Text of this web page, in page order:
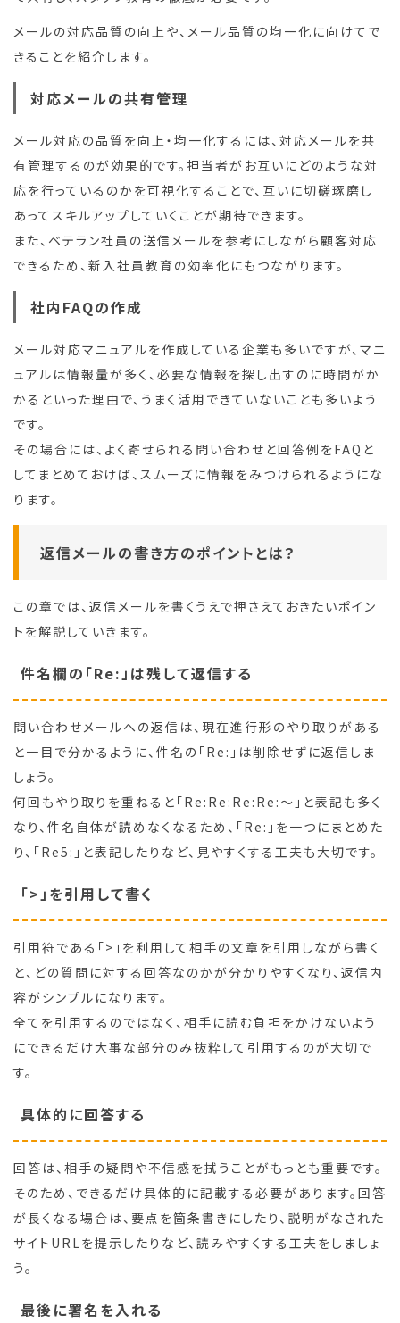
メールの対応品質の向上や、メール品質の均一化に向けてで
きることを紹介します。
対応メールの共有管理
メール対応の品質を向上・均一化するには、対応メールを共
有管理するのが効果的です。担当者がお互いにどのような対
応を行っているのかを可視化することで、互いに切磋琢磨し
あってスキルアップしていくことが期待できます。
また、ベテラン社員の送信メールを参考にしながら顧客対応
できるため、新入社員教育の効率化にもつながります。
社内FAQの作成
メール対応マニュアルを作成している企業も多いですが、マニ
ュアルは情報量が多く、必要な情報を探し出すのに時間がか
かるといった理由で、うまく活用できていないことも多いよう
です。
その場合には、よく寄せられる問い合わせと回答例をFAQと
してまとめておけば、スムーズに情報をみつけられるようにな
ります。
返信メールの書き方のポイントとは？
この章では、返信メールを書くうえで押さえておきたいポイン
トを解説していきます。
件名欄の「Re:」は残して返信する
問い合わせメールへの返信は、現在進行形のやり取りがある
と一目で分かるように、件名の「Re:」は削除せずに返信しま
しょう。
何回もやり取りを重ねると「Re:Re:Re:Re:～」と表記も多く
なり、件名自体が読めなくなるため、「Re:」を一つにまとめた
り、「Re5:」と表記したりなど、見やすくする工夫も大切です。
「>」を引用して書く
引用符である「>」を利用して相手の文章を引用しながら書く
と、どの質問に対する回答なのかが分かりやすくなり、返信内
容がシンプルになります。
全てを引用するのではなく、相手に読む負担をかけないよう
にできるだけ大事な部分のみ抜粋して引用するのが大切で
す。
具体的に回答する
回答は、相手の疑問や不信感を拭うことがもっとも重要です。
そのため、できるだけ具体的に記載する必要があります。回答
が長くなる場合は、要点を箇条書きにしたり、説明がなされた
サイトURLを提示したりなど、読みやすくする工夫をしましょ
う。
最後に署名を入れる